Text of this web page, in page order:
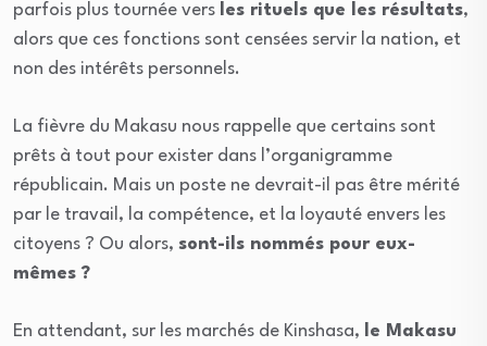
parfois plus tournée vers les rituels que les résultats,
alors que ces fonctions sont censées servir la nation, et
non des intérêts personnels.
La fièvre du Makasu nous rappelle que certains sont
prêts à tout pour exister dans l’organigramme
républicain. Mais un poste ne devrait-il pas être mérité
par le travail, la compétence, et la loyauté envers les
citoyens ? Ou alors, sont-ils nommés pour eux-
mêmes ?
En attendant, sur les marchés de Kinshasa,
le Makasu